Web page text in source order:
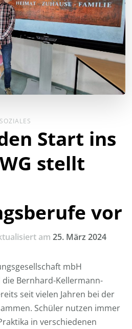
SOZIALES
Start ins
stellt
vor
am25. März 2024
mbH
die Bernhard-Kellermann-
seit vielen Jahren bei der
Schüler nutzen immer
in verschiedenen